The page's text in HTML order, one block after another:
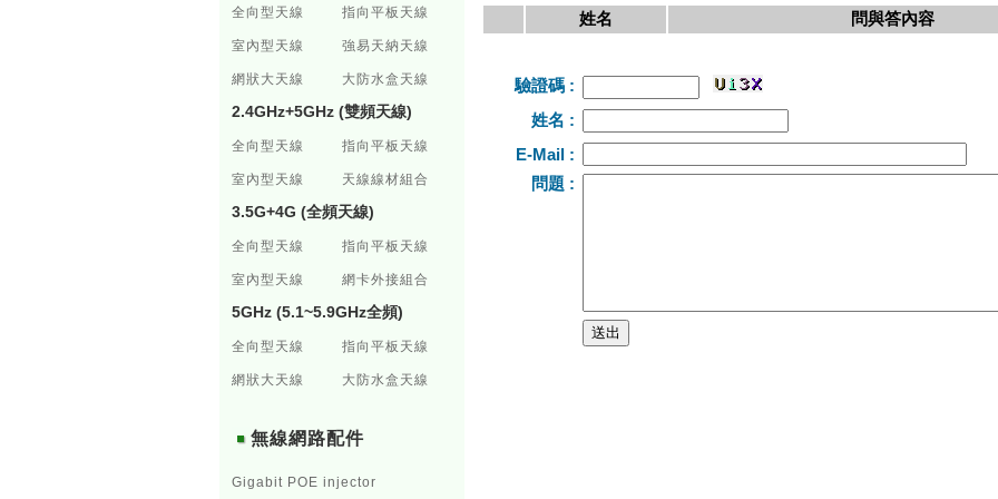
全向型天線 指向平板天線
室內型天線 強易天納天線
網狀大天線 大防水盒天線
2.4GHz+5GHz (雙頻天線)
全向型天線 指向平板天線
室內型天線 天線線材組合
3.5G+4G (全頻天線)
全向型天線 指向平板天線
室內型天線 網卡外接組合
5GHz (5.1~5.9GHz全頻)
全向型天線 指向平板天線
網狀大天線 大防水盒天線
無線網路配件
Gigabit POE injector
姓名 問與答內容
驗證碼 :
姓名 :
E-Mail :
問題 :